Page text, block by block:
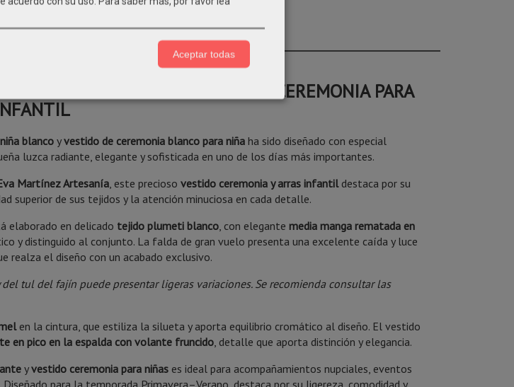
COMENTARIOS
Y ARRAS – VESTIDO DE ARRAS Y CEREMONIA PARA
blancoyvestido de ceremonia blanco para niña ha sido diseñado con especial
luzca radiante, elegante y sofisticada en uno de los días más importantes.
Martínez Artesanía , este preciosovestido ceremonia y arras infantildestaca por su
superior de sus tejidos y la atención minuciosa en cada detalle.
elaborado en delicado tejido plumeti blanco , con elegantemedia manga rematada en
y distinguido al conjunto. La falda de gran vuelo presenta una excelente caída y luce
realza el diseño con un acabado exclusivo.
tul del fajín puede presentar ligeras variaciones. Se recomienda consultar las
en la cintura, que estiliza la silueta y aporta equilibrio cromático al diseño. El vestido
en pico en la espalda con volante fruncido , detalle que aporta distinción y elegancia.
yvestido ceremonia para niñas es ideal para acompañamientos nupciales, eventos
para la temporada Primavera–Verano, destaca por su ligereza, comodidad y
Aceptar todas